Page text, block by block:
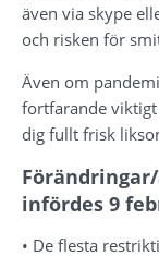
även via skype
och risken för
Även om
fortfarande
dig fullt frisk
infördes 9
• De flesta